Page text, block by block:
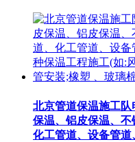
北京管道保温施工
保温、铝皮保温、不
化工管道、设备管